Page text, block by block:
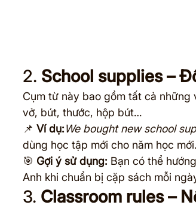
2. School supplies –
Cụm từ này bao gồm tất cả những
vở, bút, thước, hộp bút…
📌 Ví dụ:We bought new school
dùng học tập mới cho năm học
🎯 Gợi ý sử dụng: Bạn có thể
Anh khi chuẩn bị cặp sách mỗi
3. Classroom rules –